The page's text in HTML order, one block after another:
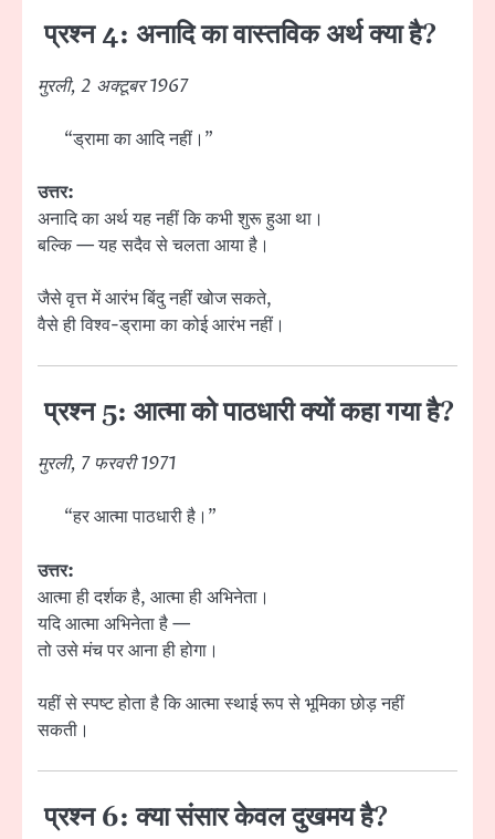
प्रश्न 4: अनादि का वास्तविक अर्थ क्या है?
मुरली, 2 अक्टूबर 1967
“ड्रामा का आदि नहीं।”
उत्तर:
अनादि का अर्थ यह नहीं कि कभी शुरू हुआ था।
बल्कि — यह सदैव से चलता आया है।
जैसे वृत्त में आरंभ बिंदु नहीं खोज सकते,
वैसे ही विश्व-ड्रामा का कोई आरंभ नहीं।
प्रश्न 5: आत्मा को पाठधारी क्यों कहा गया है?
मुरली, 7 फरवरी 1971
“हर आत्मा पाठधारी है।”
उत्तर:
आत्मा ही दर्शक है, आत्मा ही अभिनेता।
यदि आत्मा अभिनेता है —
तो उसे मंच पर आना ही होगा।
यहीं से स्पष्ट होता है कि आत्मा स्थाई रूप से भूमिका छोड़ नहीं
सकती।
प्रश्न 6: क्या संसार केवल दुखमय है?